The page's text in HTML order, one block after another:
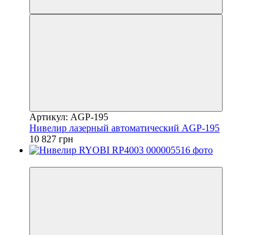
Артикул: AGP-195
Нивелир лазерный автоматический AGP-195
10 827 грн